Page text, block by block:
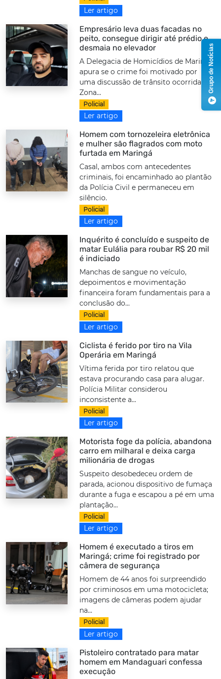
Ler artigo
Empresário leva duas facadas no
peito, consegue dirigir até prédio e
desmaia no elevador
A Delegacia de Homicídios de Maringá
apura se o crime foi motivado por
uma discussão de trânsito ocorrida na
Zona...
Policial
Ler artigo
Homem com tornozeleira eletrônica
e mulher são flagrados com moto
furtada em Maringá
Casal, ambos com antecedentes
criminais, foi encaminhado ao plantão
da Polícia Civil e permaneceu em
silêncio.
Policial
Ler artigo
Inquérito é concluído e suspeito de
matar Eulália para roubar R$ 20 mil
é indiciado
Manchas de sangue no veículo,
depoimentos e movimentação
financeira foram fundamentais para a
conclusão do...
Policial
Ler artigo
Ciclista é ferido por tiro na Vila
Operária em Maringá
Vítima ferida por tiro relatou que
estava procurando casa para alugar.
Polícia Militar considerou
inconsistente a...
Policial
Ler artigo
Motorista foge da polícia, abandona
carro em milharal e deixa carga
milionária de drogas
Suspeito desobedeceu ordem de
parada, acionou dispositivo de fumaça
durante a fuga e escapou a pé em uma
plantação...
Policial
Ler artigo
Homem é executado a tiros em
Maringá; crime foi registrado por
câmera de segurança
Homem de 44 anos foi surpreendido
por criminosos em uma motocicleta;
imagens de câmeras podem ajudar
na...
Policial
Ler artigo
Pistoleiro contratado para matar
homem em Mandaguari confessa
execução
Grupo de Notícias